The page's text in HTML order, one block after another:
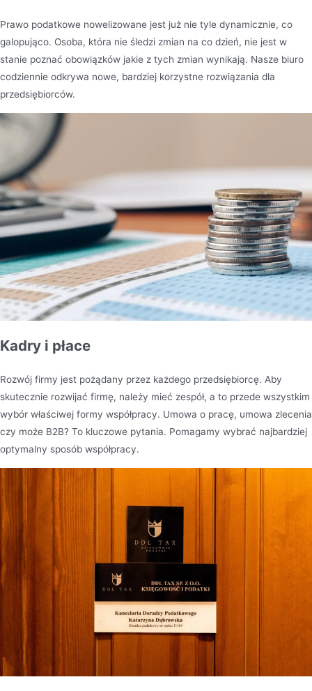
Prawo podatkowe nowelizowane jest już nie tyle dynamicznie, co
galopująco. Osoba, która nie śledzi zmian na co dzień, nie jest w
stanie poznać obowiązków jakie z tych zmian wynikają. Nasze biuro
codziennie odkrywa nowe, bardziej korzystne rozwiązania dla
przedsiębiorców.
Kadry i płace
Rozwój firmy jest pożądany przez każdego przedsiębiorcę. Aby
skutecznie rozwijać firmę, należy mieć zespół, a to przede wszystkim
wybór właściwej formy współpracy. Umowa o pracę, umowa zlecenia
czy może B2B? To kluczowe pytania. Pomagamy wybrać najbardziej
optymalny sposób współpracy.